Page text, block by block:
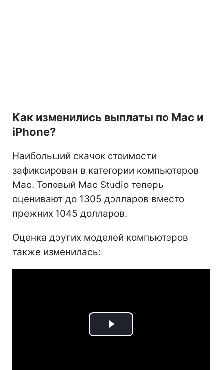
Как изменились выплаты по Mac и
iPhone?
Наибольший скачок стоимости
зафиксирован в категории компьютеров
Mac. Топовый Mac Studio теперь
оценивают до 1305 долларов вместо
прежних 1045 долларов.
Оценка других моделей компьютеров
также изменилась:
Play